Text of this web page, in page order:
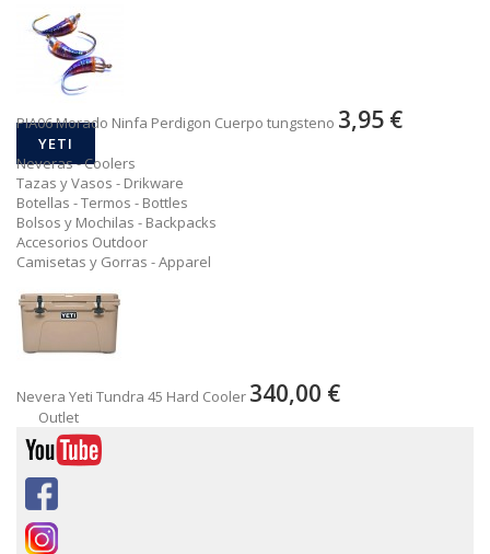
PIA06 Morado Ninfa Perdigon Cuerpo tungsteno 3,95 €
YETI
Neveras - Coolers
Tazas y Vasos - Drikware
Botellas - Termos - Bottles
Bolsos y Mochilas - Backpacks
Accesorios Outdoor
Camisetas y Gorras - Apparel
Nevera Yeti Tundra 45 Hard Cooler 340,00 €
Outlet